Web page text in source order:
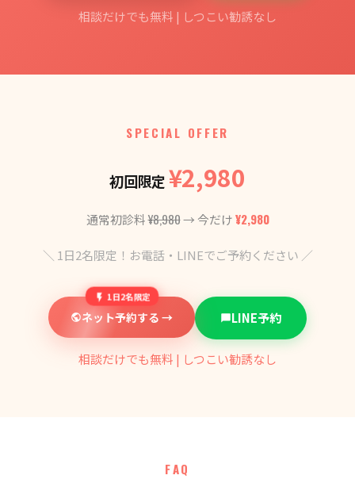
相談だけでも無料 | しつこい勧誘なし
SPECIAL OFFER
初回限定¥2,980
通常初診料¥8,980→ 今だけ¥2,980
＼ 1日2名限定！お電話・LINEでご予約ください ／
1日2名限定
ネット予約する → LINE予約
相談だけでも無料 | しつこい勧誘なし
FAQ